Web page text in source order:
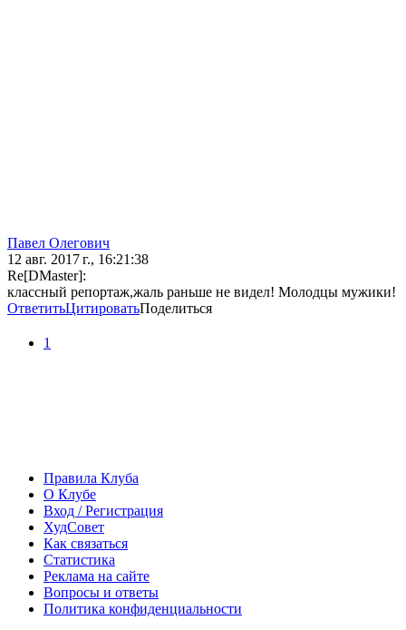
Павел Олегович
12 авг. 2017 г., 16:21:38
Re[DMaster]:
классный репортаж,жаль раньше не видел! Молодцы мужики!
ОтветитьЦитироватьПоделиться
1
Правила Клуба
О Клубе
Вход / Регистрация
ХудСовет
Как связаться
Статистика
Реклама на сайте
Вопросы и ответы
Политика конфиденциальности